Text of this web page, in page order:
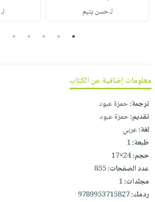
أطفال
فيديوهات
أسئلة
خدمات
نيل
وفرات
انشر
كتابك
تواصل
معنا
الإصدارات
لـ حسن يتيم
1
2
3
4
5
معلومات إضافية عن الكتاب
ترجمة:حمزة عبود
تقديم:حمزة عبود
لغة:عربي
طبعة:1
حجم:24×17
عدد الصفحات:855
مجلدات:1
ردمك:9789953715827